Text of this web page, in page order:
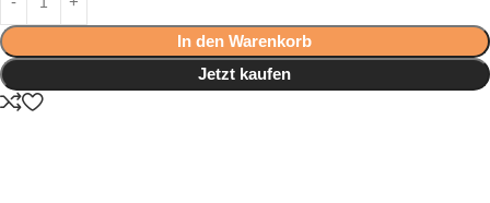
In den Warenkorb
Jetzt kaufen